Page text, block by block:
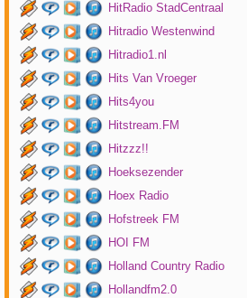
HitRadio StadCentraal
Hitradio Westenwind
Hitradio1.nl
Hits Van Vroeger
Hits4you
Hitstream.FM
Hitzzz!!
Hoeksezender
Hoex Radio
Hofstreek FM
HOI FM
Holland Country Radio
Hollandfm2.0